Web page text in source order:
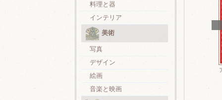
料理と器
インテリア
美術
写真
デザイン
絵画
音楽と映画